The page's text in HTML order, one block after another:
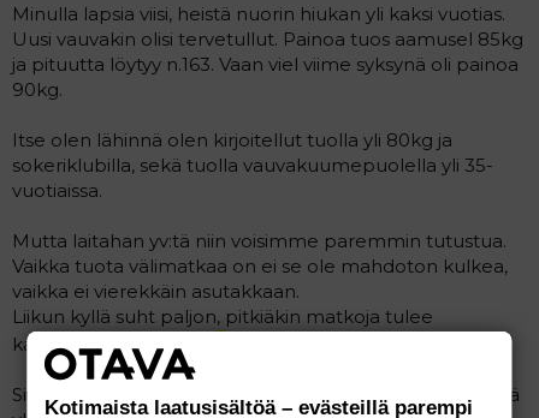
Minulla lapsia viisi, heistä nuorin hiukan yli kaksi vuotias.
Uusi vauvakin olisi tervetullut. Painoa tuos aamusel 85kg
ja pituutta löytyy n.163. Vaan viel viime syksynä oli painoa
90kg.
Itse olen lähinnä olen kirjoitellut tuolla yli 80kg ja
sokeriklubilla, sekä tuolla vauvakuumepuolella yli 35-
vuotiaissa.
Mutta laitahan yv:tä niin voisimme paremmin tutustua.
Vaikka tuota välimatkaa on ei se ole mahdoton kulkea,
vaikka ei vierekkäin asutakkaan.
Liikun kyllä suht paljon, pitkiäkin matkoja tulee
kävellyksi/pyöräillyksi.
Sitä viel piti sanomani. Jotta aina on järkeä yrittää päästä
Kotimaista laatusisältöä – evästeillä parempi